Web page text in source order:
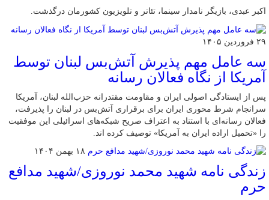
اکبر عبدی، بازیگر نامدار سینما، تئاتر و تلویزیون کشورمان درگذشت.
۲۹ فروردین ۱۴۰۵
سه عامل مهم پذیرش آتش‌بس لبنان توسط
آمریکا از نگاه فعالان رسانه
پس از ایستادگی اصولی ایران و مقاومت مقتدرانه حزب‌الله لبنان، آمریکا
سرانجام شرط محوری ایران برای برقراری آتش‌بس در لبنان را پذیرفت،
فعالان رسانه‌ای با استناد به اعتراف صریح شبکه‌های اسرائیلی این موفقیت
را «تحمیل اراده ایران به آمریکا» توصیف کرده اند.
۱۸ بهمن ۱۴۰۴
زندگی نامه شهید محمد نوروزی/شهید مدافع
حرم